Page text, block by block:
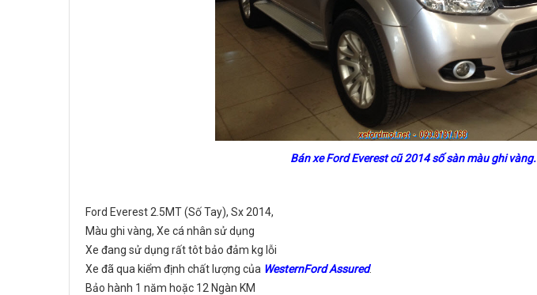
Bán xe Ford Everest cũ 2014 số sàn màu ghi vàng.
Ford Everest 2.5MT (Số Tay), Sx 2014,
Màu ghi vàng, Xe cá nhân sử dụng
Xe đang sử dụng rất tôt bảo đảm kg lỗi
Xe đã qua kiểm định chất lượng của WesternFord Assured.
Bảo hành 1 năm hoặc 12 Ngàn KM